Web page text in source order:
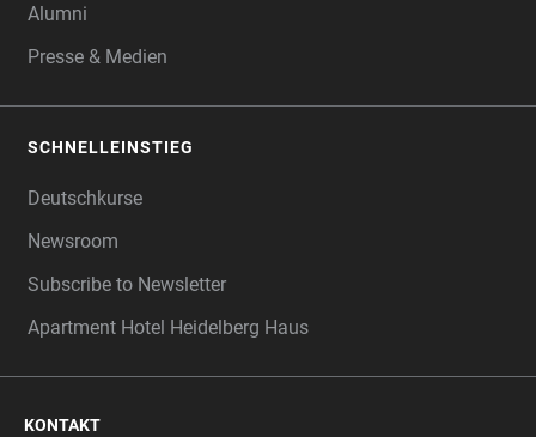
Alumni
Presse & Medien
SCHNELLEINSTIEG
Deutschkurse
Newsroom
Subscribe to Newsletter
Apartment Hotel Heidelberg Haus
KONTAKT